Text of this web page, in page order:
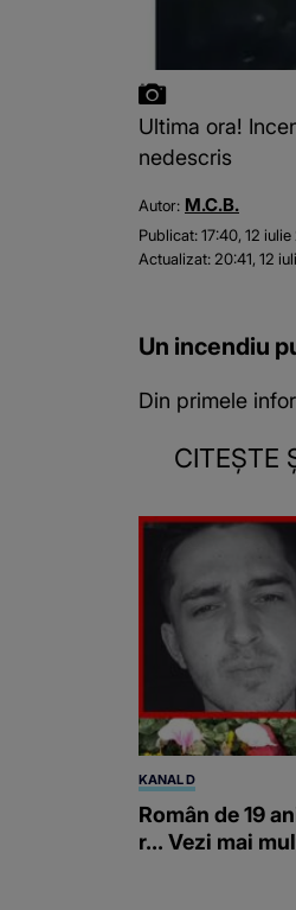
Ultima ora!
nedescris
Autor: M.C.B.
Publicat:17:40, 12 iulie
Actualizat: 20:41, 12
Un incendiu
Din primele
CITEȘTE
KANAL D
Român de 19
r... Vezi mai